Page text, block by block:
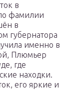
в
фамилии
в
губернатора
именно в
Плюмьер
где
находки.
его яркие и